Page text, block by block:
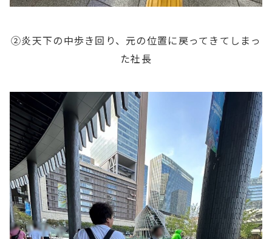
②炎天下の中歩き回り、元の位置に戻ってきてしまっ
た社長